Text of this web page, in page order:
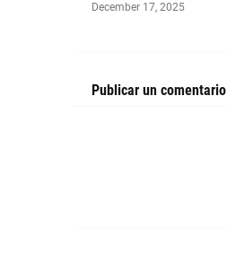
December 17, 2025
Publicar un comentario